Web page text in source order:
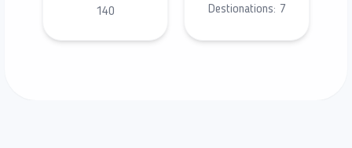
140
Destionations: 7